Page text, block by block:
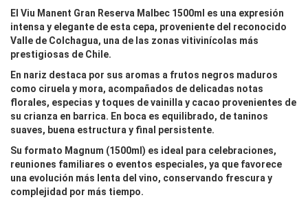
El Viu Manent Gran Reserva Malbec 1500ml es una expresión
intensa y elegante de esta cepa, proveniente del reconocido
Valle de Colchagua, una de las zonas vitivinícolas más
prestigiosas de Chile.
En nariz destaca por sus aromas a frutos negros maduros
como ciruela y mora, acompañados de delicadas notas
florales, especias y toques de vainilla y cacao provenientes de
su crianza en barrica. En boca es equilibrado, de taninos
suaves, buena estructura y final persistente.
Su formato Magnum (1500ml) es ideal para celebraciones,
reuniones familiares o eventos especiales, ya que favorece
una evolución más lenta del vino, conservando frescura y
complejidad por más tiempo.